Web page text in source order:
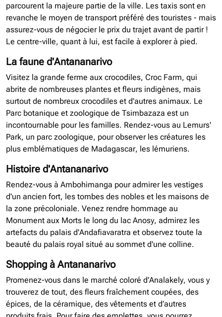
parcourent la majeure partie de la ville. Les taxis sont en
revanche le moyen de transport préféré des touristes - mais
assurez-vous de négocier le prix du trajet avant de partir !
Le centre-ville, quant à lui, est facile à explorer à pied.
La faune d'Antananarivo
Visitez la grande ferme aux crocodiles, Croc Farm, qui
abrite de nombreuses plantes et fleurs indigènes, mais
surtout de nombreux crocodiles et d'autres animaux. Le
Parc botanique et zoologique de Tsimbazaza est un
incontournable pour les familles. Rendez-vous au Lemurs'
Park, un parc zoologique, pour observer les créatures les
plus emblématiques de Madagascar, les lémuriens.
Histoire d'Antananarivo
Rendez-vous à Ambohimanga pour admirer les vestiges
d'un ancien fort, les tombes des nobles et les maisons de
la zone précoloniale. Venez rendre hommage au
Monument aux Morts le long du lac Anosy, admirez les
artefacts du palais d'Andafiavaratra et observez toute la
beauté du palais royal situé au sommet d'une colline.
Shopping à Antananarivo
Promenez-vous dans le marché coloré d'Analakely, vous y
trouverez de tout, des fleurs fraîchement coupées, des
épices, de la céramique, des vêtements et d’autres